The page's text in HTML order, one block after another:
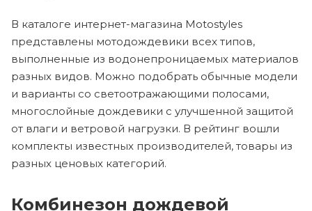
В каталоге интернет-магазина Motostyles
представлены мотодождевики всех типов,
выполненные из водонепроницаемых материалов
разных видов. Можно подобрать обычные модели
и варианты со светоотражающими полосами,
многослойные дождевики с улучшенной защитой
от влаги и ветровой нагрузки. В рейтинг вошли
комплекты известных производителей, товары из
разных ценовых категорий.
Комбинезон дождевой